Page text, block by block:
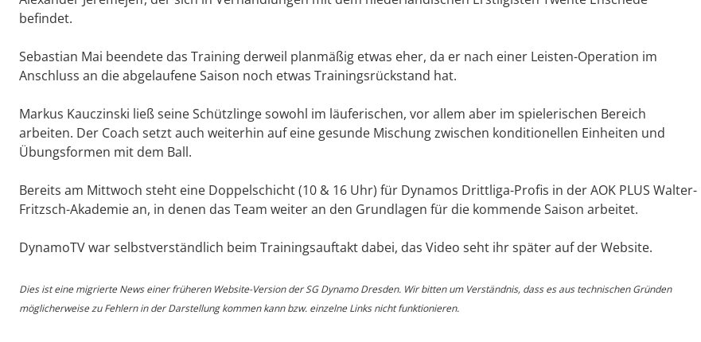
befindet.
Sebastian Mai beendete das Training derweil planmäßig etwas eher, da er nach einer Leisten-Operation im
Anschluss an die abgelaufene Saison noch etwas Trainingsrückstand hat.
Markus Kauczinski ließ seine Schützlinge sowohl im läuferischen, vor allem aber im spielerischen Bereich
arbeiten. Der Coach setzt auch weiterhin auf eine gesunde Mischung zwischen konditionellen Einheiten und
Übungsformen mit dem Ball.
Bereits am Mittwoch steht eine Doppelschicht (10 & 16 Uhr) für Dynamos Drittliga-Profis in der AOK PLUS Walter-
Fritzsch-Akademie an, in denen das Team weiter an den Grundlagen für die kommende Saison arbeitet.
DynamoTV war selbstverständlich beim Trainingsauftakt dabei, das Video seht ihr später auf der Website.
Dies ist eine migrierte News einer früheren Website-Version der SG Dynamo Dresden. Wir bitten um Verständnis, dass es aus technischen Gründen
möglicherweise zu Fehlern in der Darstellung kommen kann bzw. einzelne Links nicht funktionieren.